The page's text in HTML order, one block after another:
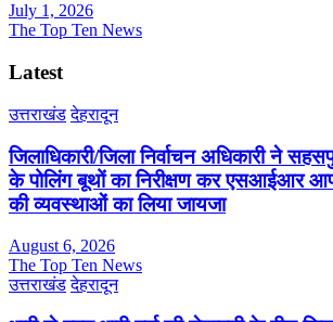
July 1, 2026
The Top Ten News
Latest
उत्तराखंड देहरादून
जिलाधिकारी/जिला निर्वाचन अधिकारी ने
के पोलिंग बूथों का निरीक्षण कर एसआईआर
की व्यवस्थाओं का लिया जायजा
August 6, 2026
The Top Ten News
उत्तराखंड देहरादून